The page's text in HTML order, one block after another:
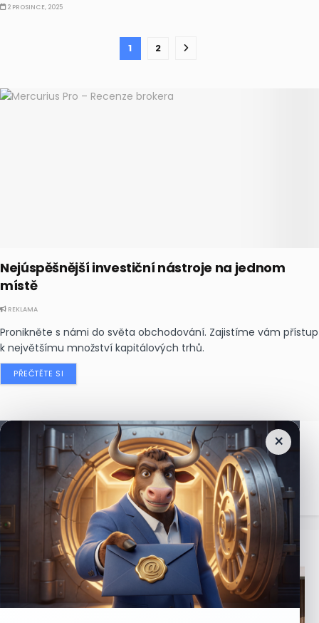
2 PROSINCE, 2025
1 2
Nejúspěšnější investiční nástroje na jednom
místě
REKLAMA
Pronikněte s námi do světa obchodování. Zajistíme vám přístup
k největšímu množství kapitálových trhů.
PŘEČTĚTE SI
×
Nejčtenějšízprávy